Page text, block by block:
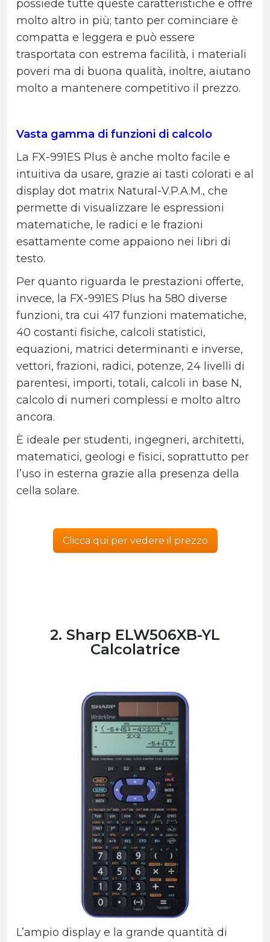
possiede tutte queste caratteristiche e offre
molto altro in più; tanto per cominciare è
compatta e leggera e può essere
trasportata con estrema facilità, i materiali
poveri ma di buona qualità, inoltre, aiutano
molto a mantenere competitivo il prezzo.
Vasta gamma di funzioni di calcolo
La FX-991ES Plus è anche molto facile e
intuitiva da usare, grazie ai tasti colorati e al
display dot matrix Natural-V.P.A.M., che
permette di visualizzare le espressioni
matematiche, le radici e le frazioni
esattamente come appaiono nei libri di
testo.
Per quanto riguarda le prestazioni offerte,
invece, la FX-991ES Plus ha 580 diverse
funzioni, tra cui 417 funzioni matematiche,
40 costanti fisiche, calcoli statistici,
equazioni, matrici determinanti e inverse,
vettori, frazioni, radici, potenze, 24 livelli di
parentesi, importi, totali, calcoli in base N,
calcolo di numeri complessi e molto altro
ancora.
È ideale per studenti, ingegneri, architetti,
matematici, geologi e fisici, soprattutto per
l’uso in esterna grazie alla presenza della
cella solare.
Clicca qui per vedere il prezzo
2. Sharp ELW506XB-YL
Calcolatrice
L’ampio display e la grande quantità di